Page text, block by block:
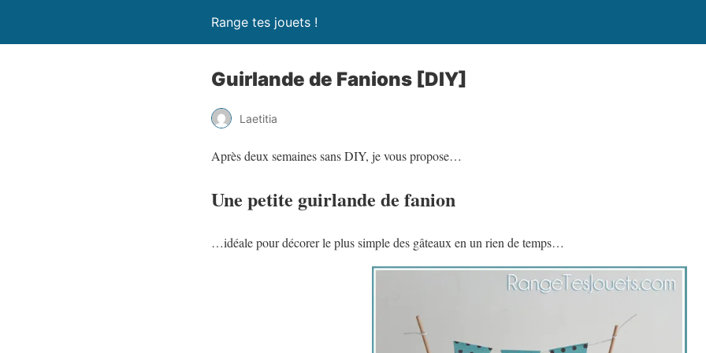
Range tes jouets !
Guirlande de Fanions [DIY]
Laetitia
Après deux semaines sans DIY, je vous propose…
Une petite guirlande de fanion
…idéale pour décorer le plus simple des gâteaux en un rien de temps…